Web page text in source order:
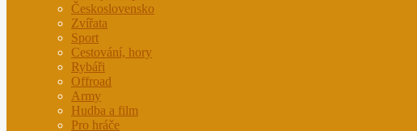
Československo
Zvířata
Sport
Cestování, hory
Rybáři
Offroad
Army
Hudba a film
Pro hráče